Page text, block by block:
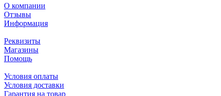
О компании
Отзывы
Информация
Реквизиты
Магазины
Помощь
Условия оплаты
Условия доставки
Гарантия на товар